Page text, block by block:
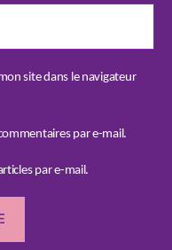
site dans le navigateur
par e-mail.
par e-mail.